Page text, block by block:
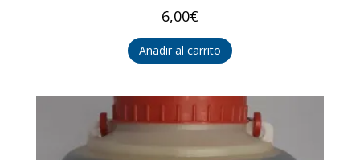
6,00€
Añadir al carrito